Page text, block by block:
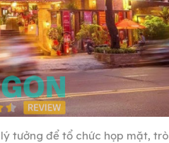
tưởng để tổ chức họp mặt, trò